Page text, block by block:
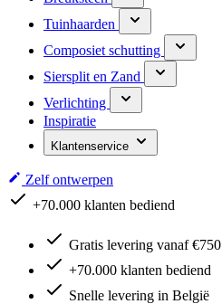
Tuinhaarden
Composiet schutting
Siersplit en Zand
Verlichting
Inspiratie
Klantenservice
Zelf ontwerpen
+70.000 klanten bediend
Gratis levering vanaf €750
+70.000 klanten bediend
Snelle levering in België